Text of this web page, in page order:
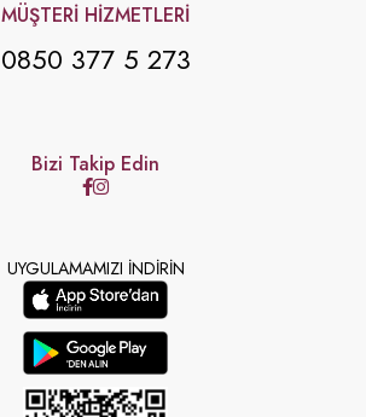
MÜŞTERİ HİZMETLERİ
0850 377 5 273
Bizi Takip Edin
UYGULAMAMIZI İNDİRİN